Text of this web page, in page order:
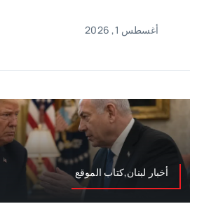
أغسطس 1, 2026
أخبار لبنان,كتاب الموقع